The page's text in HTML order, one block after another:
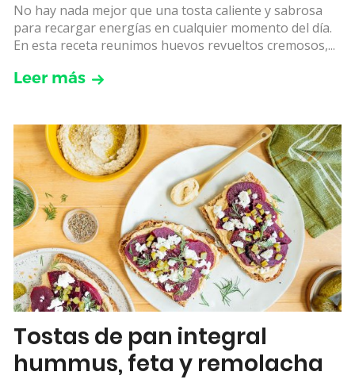
No hay nada mejor que una tosta caliente y sabrosa
para recargar energías en cualquier momento del día.
En esta receta reunimos huevos revueltos cremosos,...
Leer más
Tostas de pan integral
hummus, feta y remolacha